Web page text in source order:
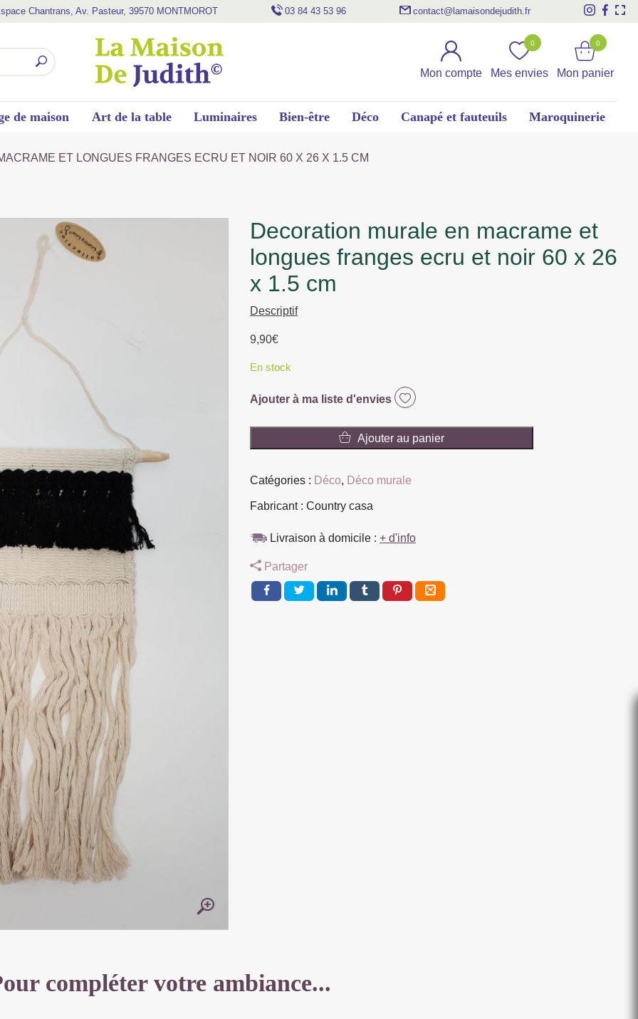
Chantrans, Av. Pasteur, 39570 MONTMOROT 03 84 43 53 96 contact@lamaisondejudith.fr
Mon compte Mes envies
0
Mon panier
0
de maison Art de la table Luminaires Bien-être Déco Canapé et fauteuils Maroquinerie
ET LONGUES FRANGES ECRU ET NOIR 60 X 26 X 1.5 CM
decoration murale en macrame et
longues franges ecru et noir 60 x 26
x 1.5 cm
Descriptif
9,90€
En stock
Ajouter à ma liste d'envies
de
MURALE
EN
ET
FRANGES
ECRU
ET
Ajouter au panier
Catégories : Déco, Déco murale
Fabricant : Country casa
Livraison à domicile : + d'info
Partager
compléter votre ambiance...